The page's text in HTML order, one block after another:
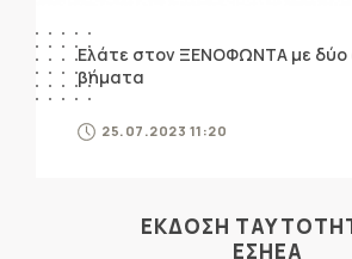
Ελάτε στον ΞΕΝΟΦΩΝΤΑ με δύο
βήματα
25.07.2023 11:20
ΕΚΔΟΣΗ
ΕΣΗΕΑ